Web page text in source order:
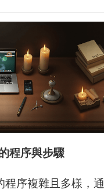
程序與步驟
程序複雜且多樣，